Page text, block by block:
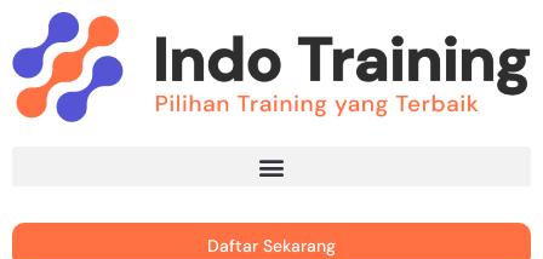
Daftar Sekarang